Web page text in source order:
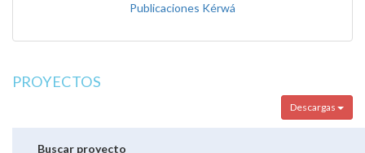
Publicaciones Kérwá
PROYECTOS
Descargas
Buscar proyecto